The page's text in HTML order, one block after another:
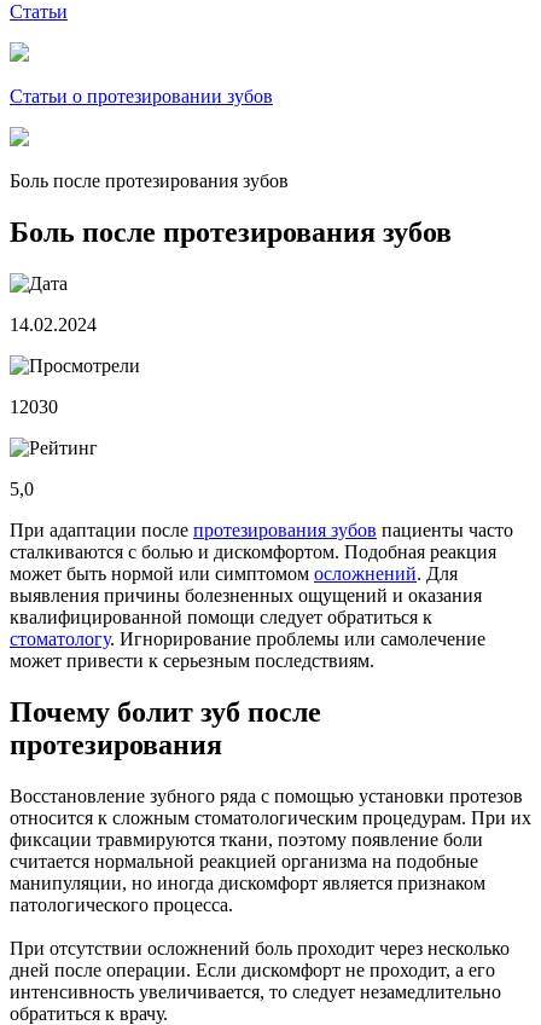
Статьи
Статьи о протезировании зубов
Боль после протезирования зубов
Боль после протезирования зубов
14.02.2024
12030
5,0
При адаптации после протезирования зубов пациенты часто
сталкиваются с болью и дискомфортом. Подобная реакция
может быть нормой или симптомом осложнений. Для
выявления причины болезненных ощущений и оказания
квалифицированной помощи следует обратиться к
стоматологу. Игнорирование проблемы или самолечение
может привести к серьезным последствиям.
Почему болит зуб после
протезирования
Восстановление зубного ряда с помощью установки протезов
относится к сложным стоматологическим процедурам. При их
фиксации травмируются ткани, поэтому появление боли
считается нормальной реакцией организма на подобные
манипуляции, но иногда дискомфорт является признаком
патологического процесса.
При отсутствии осложнений боль проходит через несколько
дней после операции. Если дискомфорт не проходит, а его
интенсивность увеличивается, то следует незамедлительно
обратиться к врачу.